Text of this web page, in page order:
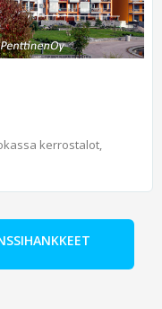
kerrostalot,